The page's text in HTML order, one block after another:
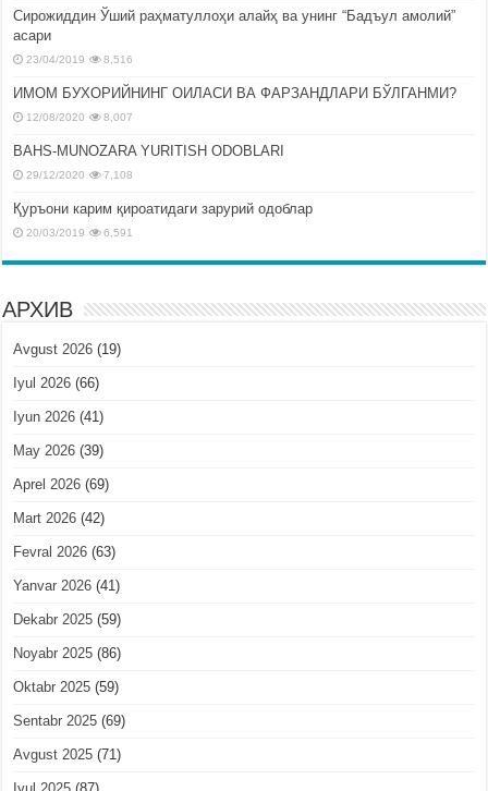
Сирожиддин Ўший раҳматуллоҳи алайҳ ва унинг “Бадъул амолий”
асари
23/04/2019 8,516
ИМОМ БУХОРИЙНИНГ ОИЛАСИ ВА ФАРЗАНДЛАРИ БЎЛГАНМИ?
12/08/2020 8,007
BAHS-MUNOZARA YURITISH ODOBLARI
29/12/2020 7,108
Қуръони карим қироатидаги зарурий одоблар
20/03/2019 6,591
АРХИВ
Avgust 2026 (19)
Iyul 2026 (66)
Iyun 2026 (41)
May 2026 (39)
Aprel 2026 (69)
Mart 2026 (42)
Fevral 2026 (63)
Yanvar 2026 (41)
Dekabr 2025 (59)
Noyabr 2025 (86)
Oktabr 2025 (59)
Sentabr 2025 (69)
Avgust 2025 (71)